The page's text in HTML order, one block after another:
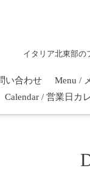
イタリア北東部の
い合わせ Menu /
Calendar / 営業日カ